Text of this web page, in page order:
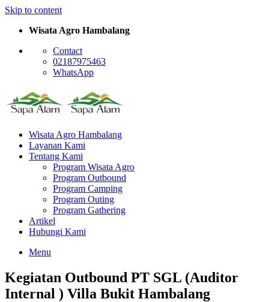
Skip to content
Wisata Agro Hambalang
Contact
02187975463
WhatsApp
Wisata Agro Hambalang
Layanan Kami
Tentang Kami
Program Wisata Agro
Program Outbound
Program Camping
Program Outing
Program Gathering
Artikel
Hubungi Kami
Menu
Kegiatan Outbound PT SGL (Auditor
Internal ) Villa Bukit Hambalang